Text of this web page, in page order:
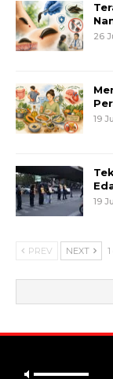
26
19
19
PREV NEXT